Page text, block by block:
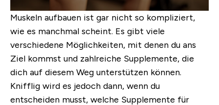
Muskeln aufbauen ist gar nicht so kompliziert,
wie es manchmal scheint. Es gibt viele
verschiedene Möglichkeiten, mit denen du ans
Ziel kommst und zahlreiche Supplemente, die
dich auf diesem Weg unterstützen können.
Knifflig wird es jedoch dann, wenn du
entscheiden musst, welche Supplemente für